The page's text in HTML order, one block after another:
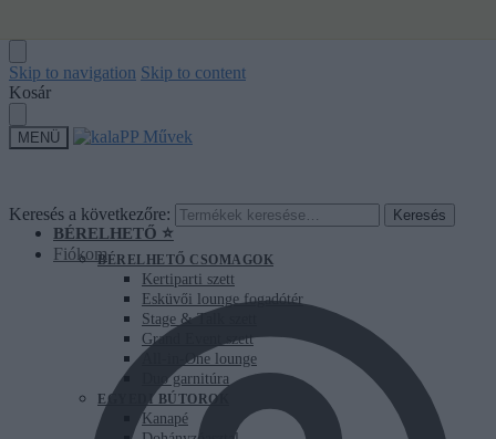
Skip to navigation Skip to content
Kosár
MENÜ
Keresés a következőre: Keresés
Fiókom
BÉRELHETŐ ⭐
BÉRELHETŐ CSOMAGOK
Kertiparti szett
Esküvői lounge fogadótér
Stage & Talk szett
Grand Event szett
All-in-One lounge
Duo garnitúra
EGYEDI BÚTOROK
Kanapé